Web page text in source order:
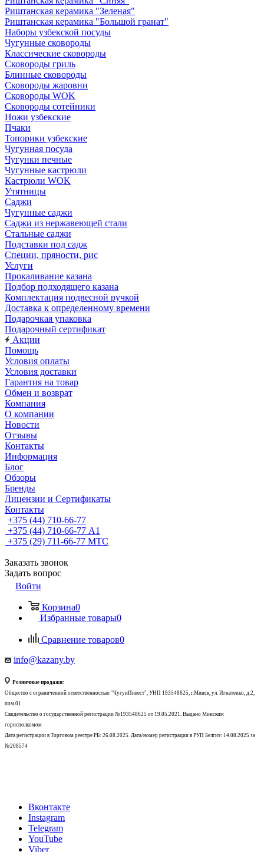
Риштанская керамика "Зеленая"
Риштанская керамика "Большой гранат"
Наборы узбекской посуды
Чугунные сковороды
Классические сковороды
Сковороды гриль
Блинные сковороды
Сковороды жаровни
Сковороды WOK
Сковороды сотейники
Ножи узбекские
Пчаки
Топорики узбекские
Чугунная посуда
Чугунки печные
Чугунные кастрюли
Кастрюли WOK
Утятницы
Саджи
Чугунные саджи
Саджи из нержавеющей стали
Стальные саджи
Подставки под садж
Специи, пряности, рис
Услуги
Прокаливание казана
Подбор подходящего казана
Комплектация подвесной ручкой
Доставка к определенному времени
Подарочкая упаковка
Подарочный сертификат
Акции
Помощь
Условия оплаты
Условия доставки
Гарантия на товар
Обмен и возврат
Компания
О компании
Новости
Отзывы
Контакты
Информация
Блог
Обзоры
Бренды
Лицензии и Сертификаты
Контакты
+375 (44) 710-66-77
+375 (44) 710-66-77 А1
+375 (29) 711-66-77 МТС
Заказать звонок
Задать вопрос
Войти
Корзина0
Избранные товары0
Сравнение товаров0
info@kazany.by
Розничные продажи:
Общество с ограниченной ответственностью "ЧугунИнвест", УНП 193548625, г.Минск, ул. Игнатенко, д.2,
пом.01
Свидетельство о государственной регистрации №193548625 от 19.05.2021. Выдано Минским
горисполкомом
Дата регистрации в Торговом реестре РБ: 26.08.2025. Дата/номер регистрации в РУП Белгиэ: 14.08.2025 за
№208574
Вконтакте
Instagram
Telegram
YouTube
Viber